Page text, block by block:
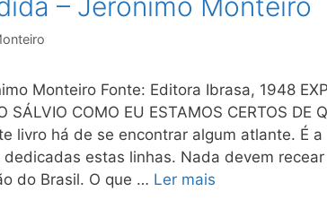
– Jerônimo Monteiro
Monteiro Fonte: Editora Ibrasa, 1948
SÁLVIO COMO EU ESTAMOS CERTOS DE
livro há de se encontrar algum atlante. É
estas linhas. Nada devem
do Brasil. O que … Ler mais